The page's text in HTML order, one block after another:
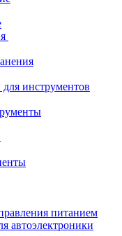
инструментов
питанием
автоэлектроники